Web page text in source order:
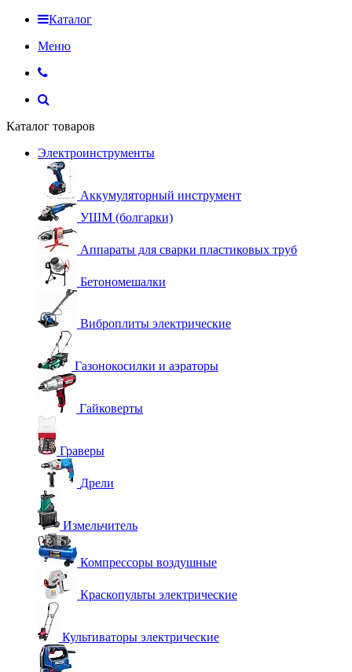
Каталог
Меню
Каталог товаров
Электроинструменты
Аккумуляторный инструмент
УШМ (болгарки)
Аппараты для сварки пластиковых труб
Бетономешалки
Виброплиты электрические
Газонокосилки и аэраторы
Гайковерты
Граверы
Дрели
Измельчитель
Компрессоры воздушные
Краскопульты электрические
Культиваторы электрические